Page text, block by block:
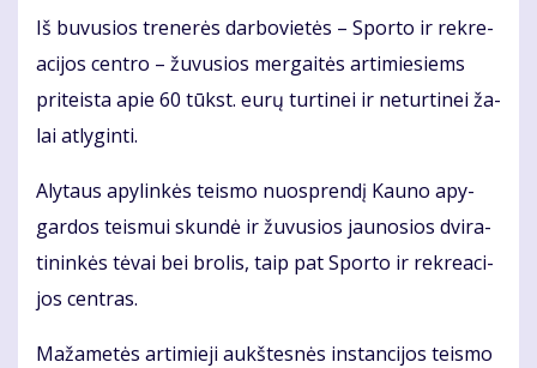
Iš bu­vu­sios tre­ne­rės dar­bo­vie­tės – Spor­to ir rek­re­
a­ci­jos cen­tro – žu­vu­sios mer­gai­tės ar­ti­mie­siems
pri­teis­ta apie 60 tūkst. eu­rų tur­ti­nei ir ne­tur­ti­nei ža­
lai at­ly­gin­ti.
Aly­taus apy­lin­kės teis­mo nuosp­ren­dį Kau­no apy­
gar­dos teis­mui skun­dė ir žu­vu­sios jau­no­sios dvi­ra­
ti­nin­kės tė­vai bei bro­lis, taip pat Spor­to ir rek­re­a­ci­
jos cen­tras.
Ma­ža­me­tės ar­ti­mie­ji aukš­tes­nės ins­tan­ci­jos teis­mo